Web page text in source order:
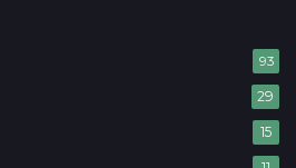
93
29
15